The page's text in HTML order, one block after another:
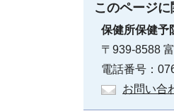
このページに
保健所保健予
〒939-8588
電話番号：
お問い合